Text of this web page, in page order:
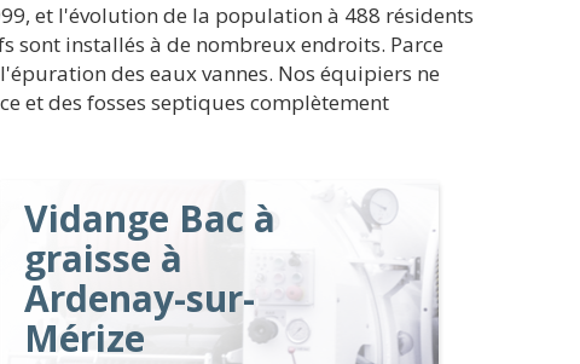
et l'évolution de la population à 488 résidents
sont installés à de nombreux endroits. Parce
des eaux vannes. Nos équipiers ne
et des fosses septiques complètement
Vidange Bac à
graisse à
Ardenay-sur-
Mérize